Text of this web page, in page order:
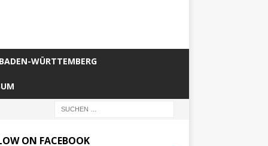
BADEN-WÜRTTEMBERG
ON FACEBOOK